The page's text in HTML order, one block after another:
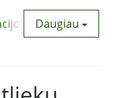
Daugiau